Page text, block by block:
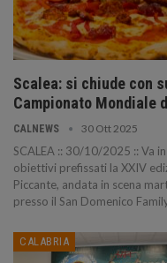
Scalea: si chiude con
Campionato Mondiale
CALNEWS 30 Ott 2025
SCALEA :: 30/10/2025 :: Va
obiettivi prefissati la XXIV
Piccante, andata in scena
presso il San Domenico
CALABRIA